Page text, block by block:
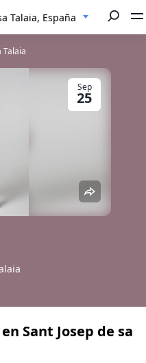
Talaia, España
Talaia
Sep
25
Sant Josep de sa